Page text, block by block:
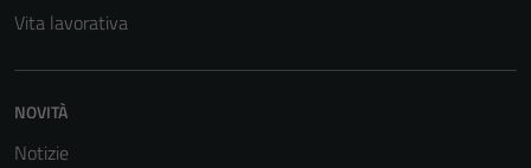
Vita lavorativa
NOVITÀ
Notizie